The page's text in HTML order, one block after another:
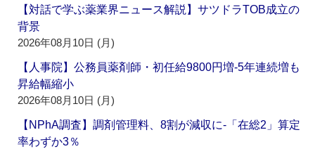
【対話で学ぶ薬業界ニュース解説】サツドラTOB成立の
背景
2026年08月10日 (月)
【人事院】公務員薬剤師・初任給9800円増‐5年連続増も
昇給幅縮小
2026年08月10日 (月)
【NPhA調査】調剤管理料、8割が減収に‐「在総2」算定
率わずか3％